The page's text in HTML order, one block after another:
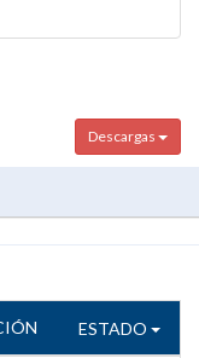
Descargas
ESTADO